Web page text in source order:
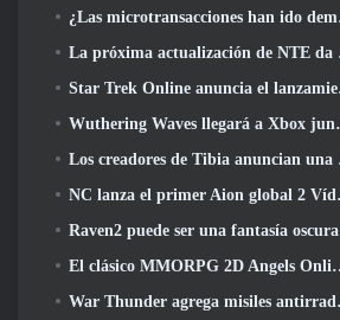
¿Las microtransacciones han ido demasiado lejos en los juegos gratuitos??
La próxima actualización de NTE da un paso atrás hacia un juego de mesa de fantasía
Star Trek Online anuncia el lanzamiento de la próxima temporada “Undiscovered”
Wuthering Waves llegará a Xbox junto con la versión 3.5 Actualizar
Los creadores de Tibia anuncian una nueva prueba del MMORPG de zombis de la vieja escuela, Persistir en línea
NC lanza el primer Aion global 2 Vídeo para desarrolladores, Compartir detalles sobre el juego
Raven2 puede ser una fantasía oscura, Pero eso no detiene la diversión del verano
El clásico MMORPG 2D Angels Online global se lanza hoy
War Thunder agrega misiles antirradiación y medidas de soporte electrónico en la actualización de caballería pesada